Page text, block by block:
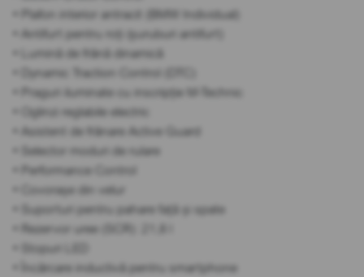
• Plafon interior antracit (BMW Individual)
• Antifurt pentru roți (șuruburi antifurt)
• Lumină de frână dinamică
• Dynamic Traction Control (DTC)
• Praguri iluminate cu inscripție M-Technic
• Oglinzi reglabile electric
• Asistent de frânare Active Guard
• Selector moduri de rulare
• Performance Control
• Covorașe din velur
• Suporturi pentru pahare față și spate
• Rezervor uree (SCR): 21,8 l
• Stopuri LED
• Încărcare inductivă pentru smartphone